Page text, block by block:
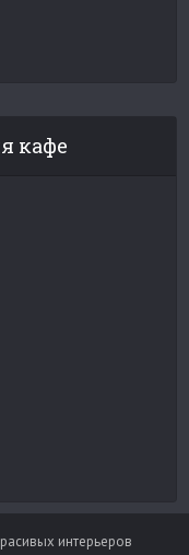
кафе
интерьеров